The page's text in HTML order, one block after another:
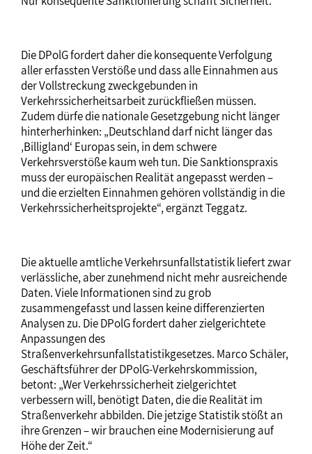
Die DPolG fordert daher die konsequente Verfolgung
aller erfassten Verstöße und dass alle Einnahmen aus
der Vollstreckung zweckgebunden in
Verkehrssicherheitsarbeit zurückfließen müssen.
Zudem dürfe die nationale Gesetzgebung nicht länger
hinterherhinken: „Deutschland darf nicht länger das
‚Billigland‘ Europas sein, in dem schwere
Verkehrsverstöße kaum weh tun. Die Sanktionspraxis
muss der europäischen Realität angepasst werden –
und die erzielten Einnahmen gehören vollständig in die
Verkehrssicherheitsprojekte“, ergänzt Teggatz.
Die aktuelle amtliche Verkehrsunfallstatistik liefert zwar
verlässliche, aber zunehmend nicht mehr ausreichende
Daten. Viele Informationen sind zu grob
zusammengefasst und lassen keine differenzierten
Analysen zu. Die DPolG fordert daher zielgerichtete
Anpassungen des
Straßenverkehrsunfallstatistikgesetzes. Marco Schäler,
Geschäftsführer der DPolG-Verkehrskommission,
betont: „Wer Verkehrssicherheit zielgerichtet
verbessern will, benötigt Daten, die die Realität im
Straßenverkehr abbilden. Die jetzige Statistik stößt an
ihre Grenzen – wir brauchen eine Modernisierung auf
Höhe der Zeit.“